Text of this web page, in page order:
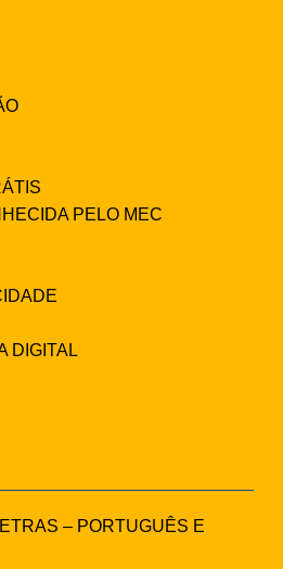
PELO MEC
DIGITAL
– PORTUGUÊS E